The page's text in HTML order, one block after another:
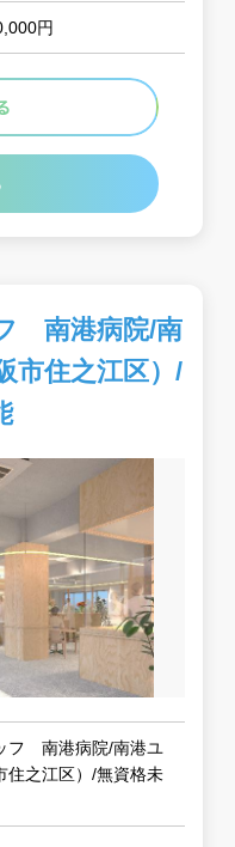
円
南港病院/南
市住之江区）/
フ 南港病院/南港ユ
住之江区）/無資格未